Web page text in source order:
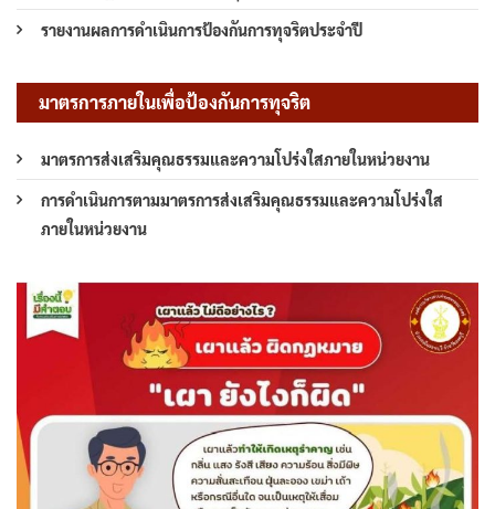
รายงานผลการดำเนินการป้องกันการทุจริตประจำปี
มาตรการภายในเพื่อป้องกันการทุจริต
มาตรการส่งเสริมคุณธรรมและความโปร่งใสภายในหน่วยงาน
การดำเนินการตามมาตรการส่งเสริมคุณธรรมและความโปร่งใส
ภายในหน่วยงาน